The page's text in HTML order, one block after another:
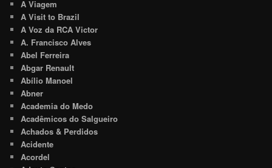
A Viagem
A Visit to Brazil
A Voz da RCA Victor
A. Francisco Alves
Abel Ferreira
Abgar Renault
Abílio Manoel
Abner
Academia do Medo
Acadêmicos do Salgueiro
Achados & Perdidos
Acidente
Acordel